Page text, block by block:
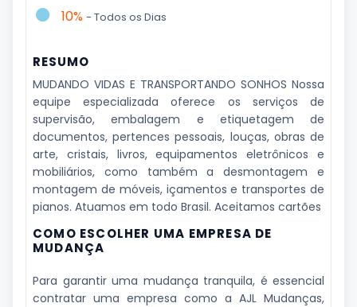
10% - Todos os Dias
RESUMO
MUDANDO VIDAS E TRANSPORTANDO SONHOS Nossa
equipe especializada oferece os serviços de
supervisão, embalagem e etiquetagem de
documentos, pertences pessoais, louças, obras de
arte, cristais, livros, equipamentos eletrônicos e
mobiliários, como também a desmontagem e
montagem de móveis, içamentos e transportes de
pianos. Atuamos em todo Brasil. Aceitamos cartões
COMO ESCOLHER UMA EMPRESA DE
MUDANÇA
Para garantir uma mudança tranquila, é essencial
contratar uma empresa como a AJL Mudanças,